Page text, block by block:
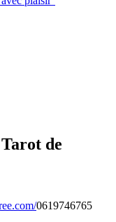
de
0619746765